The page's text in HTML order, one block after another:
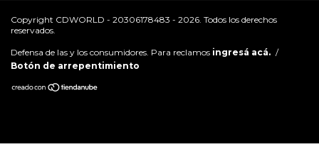
Copyright CDWORLD - 20306178483 - 2026. Todos los derechos
reservados.
Defensa de las y los consumidores. Para reclamos ingresá acá. /
Botón de arrepentimiento